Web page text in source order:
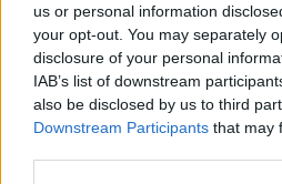
us or personal information
your opt-out. You may separately
disclosure of your personal
IAB’s list of downstream
also be disclosed by us to third
Downstream Participants that may
Περιφέρεια Βορείου Αιγαίου